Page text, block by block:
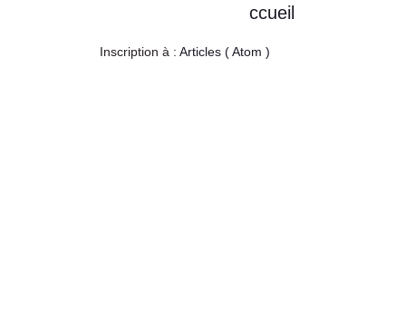
ccueil
Inscription à : Articles ( Atom )